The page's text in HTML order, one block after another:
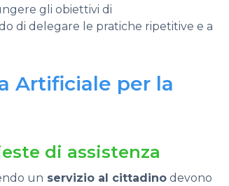
gli obiettivi di
di delegare le pratiche ripetitive e a
Artificiale per la
di assistenza
un servizio al cittadino devono